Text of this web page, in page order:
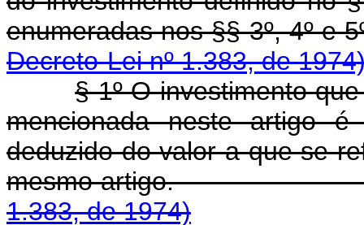
enumeradas nos §§
Decreto-Lei nº 1.383, de
§ 1º O investimento
mencionada neste artigo
deduzido do valor a que se
mesmo
1.383, de 1974)